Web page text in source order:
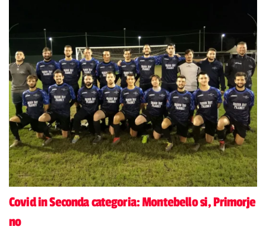
Covid in Seconda categoria: Montebello si, Primorje
no